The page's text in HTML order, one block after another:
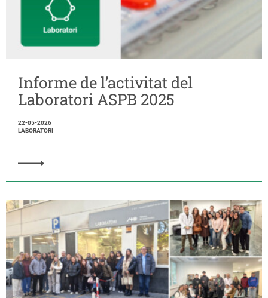
Informe de l’activitat del
Laboratori ASPB 2025
22-05-2026
LABORATORI